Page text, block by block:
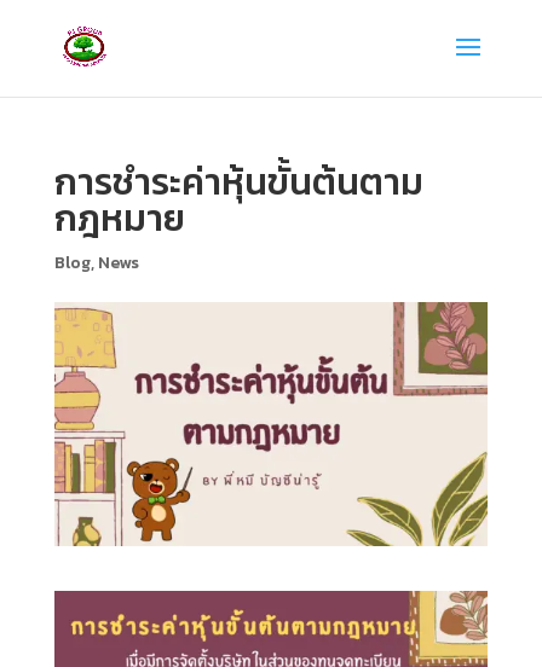
การชำระค่าหุ้นขั้นต้นตาม
กฎหมาย
Blog,News